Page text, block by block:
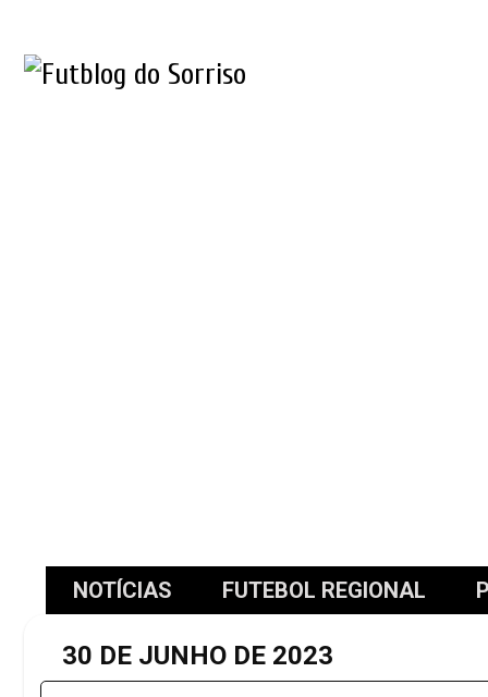
NOTÍCIAS FUTEBOL REGIONAL
30 DE JUNHO DE 2023